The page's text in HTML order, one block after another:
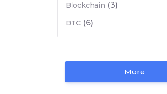
Blockchain (3)
BTC (6)
More